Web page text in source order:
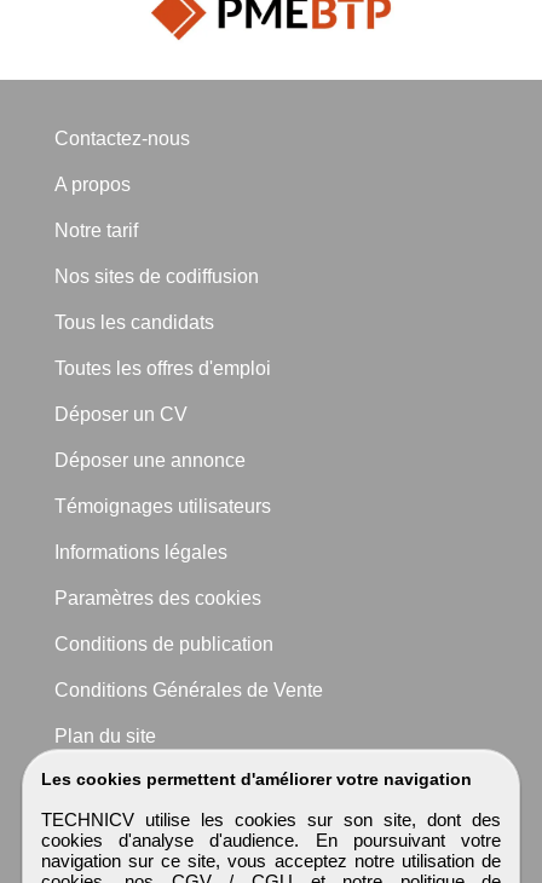
Les cookies permettent d'améliorer votre navigation
TECHNICV utilise les cookies sur son site, dont des
cookies d'analyse d'audience. En poursuivant votre
navigation sur ce site, vous acceptez notre utilisation de
Contactez-nous
A propos
Notre tarif
Nos sites de codiffusion
Tous les candidats
Toutes les offres d'emploi
Déposer un CV
Déposer une annonce
Témoignages utilisateurs
Informations légales
Paramètres des cookies
Conditions de publication
Conditions Générales de Vente
Plan du site